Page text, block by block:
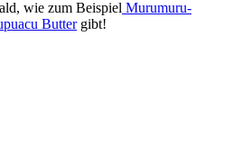
wie zum Beispiel Murumuru-
Buttergibt!